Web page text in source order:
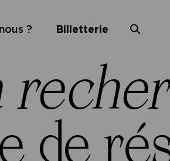
? Billetterie
de